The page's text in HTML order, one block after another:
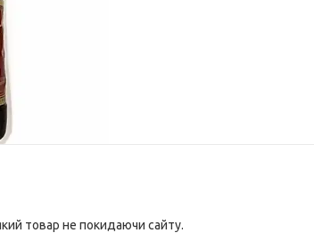
товар не покидаючи сайту.